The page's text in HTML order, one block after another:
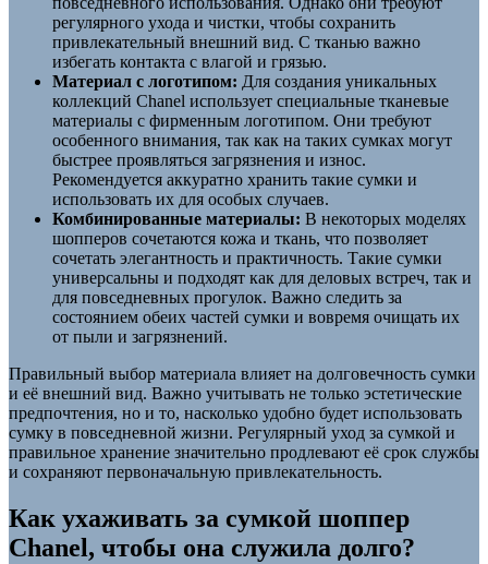
регулярного ухода и чистки, чтобы сохранить
привлекательный внешний вид. С тканью важно
избегать контакта с влагой и грязью.
Материал с логотипом: Для создания уникальных
коллекций Chanel использует специальные тканевые
материалы с фирменным логотипом. Они требуют
особенного внимания, так как на таких сумках могут
быстрее проявляться загрязнения и износ.
Рекомендуется аккуратно хранить такие сумки и
использовать их для особых случаев.
Комбинированные материалы: В некоторых моделях
шопперов сочетаются кожа и ткань, что позволяет
сочетать элегантность и практичность. Такие сумки
универсальны и подходят как для деловых встреч, так и
для повседневных прогулок. Важно следить за
состоянием обеих частей сумки и вовремя очищать их
от пыли и загрязнений.
Правильный выбор материала влияет на долговечность сумки
и её внешний вид. Важно учитывать не только эстетические
предпочтения, но и то, насколько удобно будет использовать
сумку в повседневной жизни. Регулярный уход за сумкой и
правильное хранение значительно продлевают её срок службы
и сохраняют первоначальную привлекательность.
Как ухаживать за сумкой шоппер
Chanel, чтобы она служила долго?